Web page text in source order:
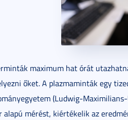
maximum hat órát
őket. A plazmaminták egy
(Ludwig-
alapú mérést, kiértékelik az